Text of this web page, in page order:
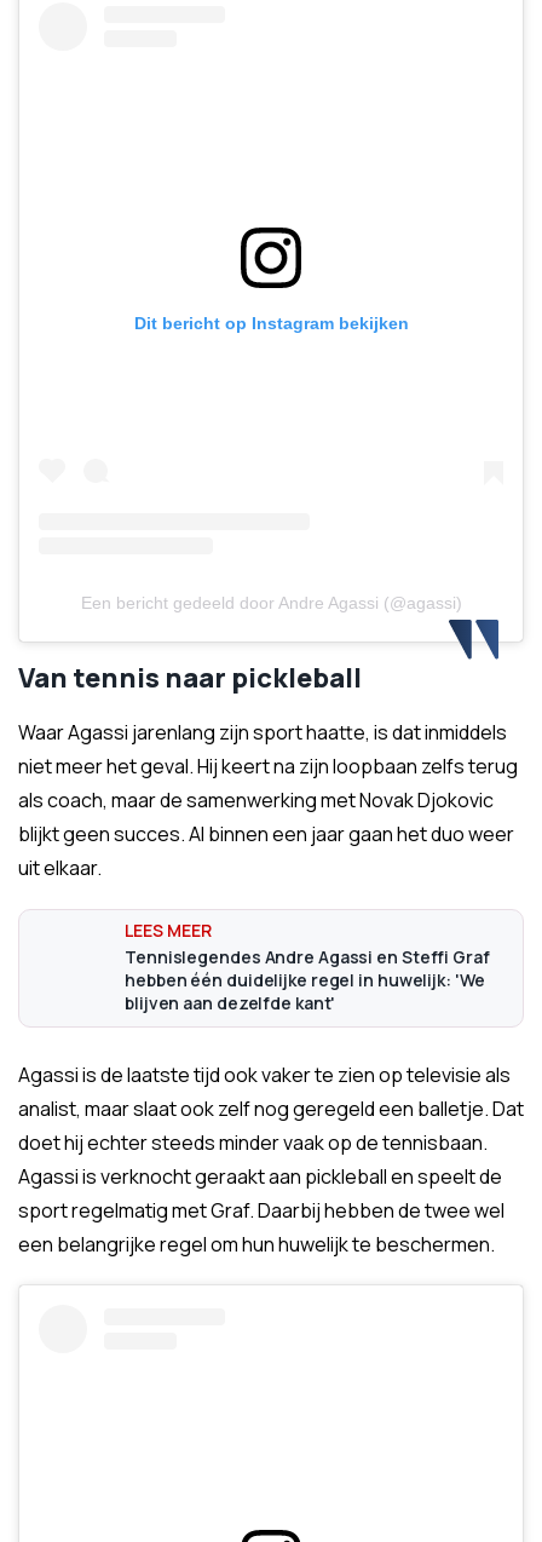
Dit bericht op Instagram bekijken
Een bericht gedeeld door Andre Agassi (@agassi)
Van tennis naar pickleball
Waar Agassi jarenlang zijn sport haatte, is dat inmiddels
niet meer het geval. Hij keert na zijn loopbaan zelfs terug
als coach, maar de samenwerking met Novak Djokovic
blijkt geen succes. Al binnen een jaar gaan het duo weer
uit elkaar.
Tennislegendes Andre Agassi en Steffi Graf
hebben één duidelijke regel in huwelijk: 'We
blijven aan dezelfde kant'
Agassi is de laatste tijd ook vaker te zien op televisie als
analist, maar slaat ook zelf nog geregeld een balletje. Dat
doet hij echter steeds minder vaak op de tennisbaan.
Agassi is verknocht geraakt aan pickleball en speelt de
sport regelmatig met Graf. Daarbij hebben de twee wel
een belangrijke regel om hun huwelijk te beschermen.